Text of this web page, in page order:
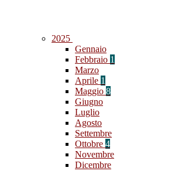
2025
Gennaio
Febbraio 1
Marzo
Aprile 1
Maggio 8
Giugno
Luglio
Agosto
Settembre
Ottobre 4
Novembre
Dicembre